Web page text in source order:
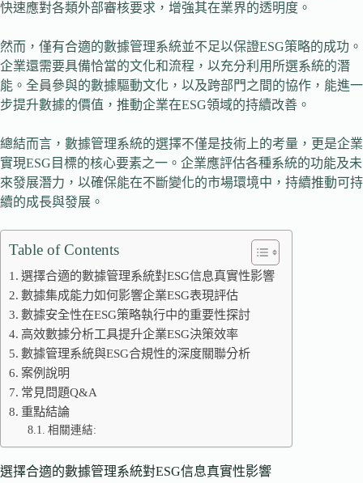
快速應對各類外部審核要求，增強其在業界的透明度。
然而，僅有合適的數據管理系統並不足以保證ESG策略的成功。
企業還需要具備恰當的文化和流程，以充分利用所選系統的潛
能。全員參與的數據驅動文化，以及跨部門之間的協作，能進一
步提升數據的價值，推動企業在ESG領域的持續改善。
總結而言，數據管理系統的選擇不僅是技術上的考量，更是企業
實現ESG目標的核心要素之一。企業應評估各種系統的功能及未
來發展潛力，以確保能在不斷變化的市場環境中，持續推動可持
續的成長與發展。
Table of Contents
選擇合適的數據管理系統對ESG信息真實性影響
數據集成能力如何影響企業ESG表現評估
數據安全性在ESG策略執行中的重要性探討
高效數據分析工具提升企業ESG決策效率
數據管理系統與ESG合規性的深度關聯分析
案例說明
常見問題Q&A
重點結論
相關連結:
選擇合適的數據管理系統對ESG信息真實性影響